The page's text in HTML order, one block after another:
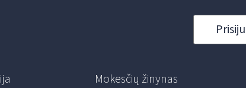
Mokesčių žinynas